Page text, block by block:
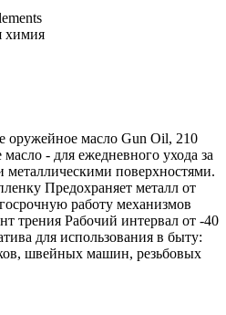
химия
оружейное масло Gun Oil, 210
- для ежедневного ухода за
поверхностями.
Предохраняет металл от
работу механизмов
трения Рабочий интервал от -40
для использования в быту:
швейных машин, резьбовых